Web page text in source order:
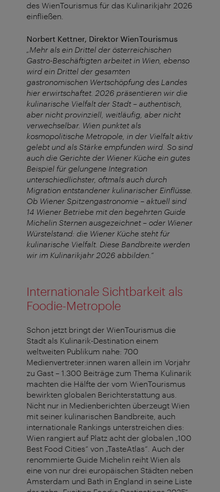
des WienTourismus für das Kulinarikjahr 2026
einfließen.
Norbert Kettner, Direktor WienTourismus
„Mehr als ein Drittel der österreichischen
Gastro-Beschäftigten arbeitet in Wien, ebenso
wird ein Drittel der gesamten
gastronomischen Wertschöpfung des Landes
hier erwirtschaftet. 2026 präsentieren wir die
kulinarische Vielfalt der Stadt – authentisch,
aber nicht provinziell, weitläufig, aber nicht
verwechselbar. Wien punktet als
kosmopolitische Metropole, in der Vielfalt aktiv
gelebt und als Stärke empfunden wird. So sind
auch die Gerichte der Wiener Küche ein gutes
Beispiel für gelungene Integration
unterschiedlichster, oftmals auch durch
Migration entstandener kulinarischer Einflüsse.
Ob Wiener Spitzengastronomie – aktuell sind
14 Wiener Betriebe mit den begehrten Guide
Michelin Sternen ausgezeichnet – oder Wiener
Würstelstand: die Wiener Küche steht für
kulinarische Vielfalt. Diese Bandbreite werden
wir im Kulinarikjahr 2026 abbilden.“
Internationale Sichtbarkeit als
Foodie-Metropole
Schon jetzt bringt der WienTourismus die
Stadt als Kulinarik-Destination einem
weltweiten Publikum nahe: 700
Medienvertreter:innen waren allein im Vorjahr
zu Gast – 1.300 Beiträge zum Thema Kulinarik
machten die Hälfte der vom WienTourismus
bewirkten globalen Berichterstattung aus.
Nicht nur in Medienberichten überzeugt Wien
mit seiner kulinarischen Bandbreite, auch
internationale Rankings unterstreichen dies:
Wien rangiert auf Platz acht der globalen „100
Best Food Cities“ von „TasteAtlas“. Auch der
renommierte Guide Michelin reiht Wien als
eine von nur drei europäischen Städten neben
Amsterdam und Bath in England in seine Liste